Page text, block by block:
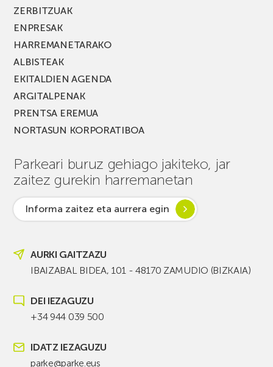
ZERBITZUAK
ENPRESAK
HARREMANETARAKO
ALBISTEAK
EKITALDIEN AGENDA
ARGITALPENAK
PRENTSA EREMUA
NORTASUN KORPORATIBOA
Parkeari buruz gehiago jakiteko, jar
zaitez gurekin harremanetan
Informa zaitez eta aurrera egin
AURKI GAITZAZU
IBAIZABAL BIDEA, 101 - 48170 ZAMUDIO (BIZKAIA)
DEI IEZAGUZU
+34 944 039 500
IDATZ IEZAGUZU
parke@parke.eus